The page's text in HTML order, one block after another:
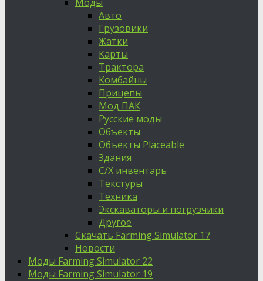
Авто
Грузовики
Жатки
Карты
Трактора
Комбайны
Прицепы
Мод ПАК
Русские моды
Объекты
Объекты Placeable
Здания
С/Х инвентарь
Текстуры
Техника
Экскаваторы и погрузчики
Другое
Скачать Farming Simulator 17
Новости
Моды Farming Simulator 22
Моды Farming Simulator 19